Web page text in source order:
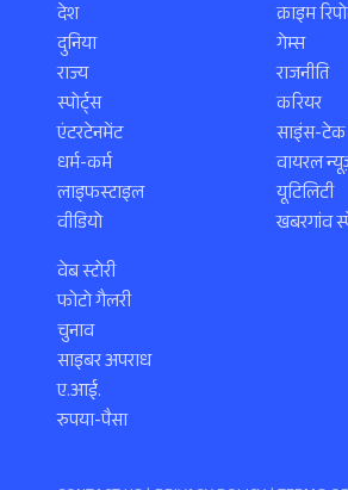
देश
दुनिया
राज्य
स्पोर्ट्स
एंटरटेनमेंट
धर्म-कर्म
लाइफस्टाइल
वीडियो
क्राइम
गेम्स
राजनीति
करियर
साइंस-टेक
वायरल
यूटिलिटी
खबरगांव
वेब स्टोरी
फोटो गैलरी
चुनाव
साइबर अपराध
ए.आई.
रुपया-पैसा